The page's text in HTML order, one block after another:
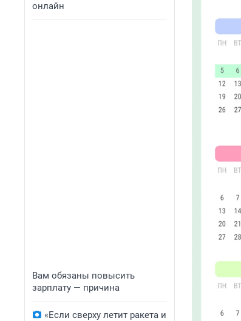
онлайн
Вам обязаны повысить
зарплату — причина
«Если сверху летит ракета и